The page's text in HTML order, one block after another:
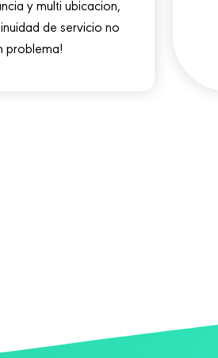
y multi ubicacion,
de servicio no
problema!